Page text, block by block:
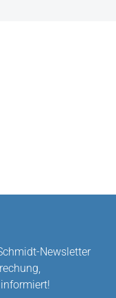
Newsletter